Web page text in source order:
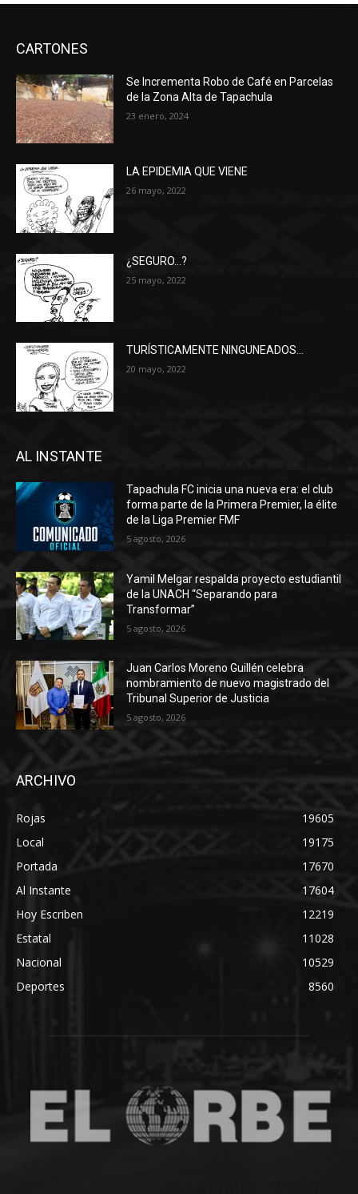
CARTONES
Se Incrementa Robo de Café en Parcelas
de la Zona Alta de Tapachula
23 enero, 2024
LA EPIDEMIA QUE VIENE
26 mayo, 2022
¿SEGURO…?
25 mayo, 2022
TURÍSTICAMENTE NINGUNEADOS…
20 mayo, 2022
AL INSTANTE
Tapachula FC inicia una nueva era: el club
forma parte de la Primera Premier, la élite
de la Liga Premier FMF
5 agosto, 2026
Yamil Melgar respalda proyecto estudiantil
de la UNACH “Separando para
Transformar”
5 agosto, 2026
Juan Carlos Moreno Guillén celebra
nombramiento de nuevo magistrado del
Tribunal Superior de Justicia
5 agosto, 2026
ARCHIVO
Rojas
19605
Local
19175
Portada
17670
Al Instante
17604
Hoy Escriben
12219
Estatal
11028
Nacional
10529
Deportes
8560